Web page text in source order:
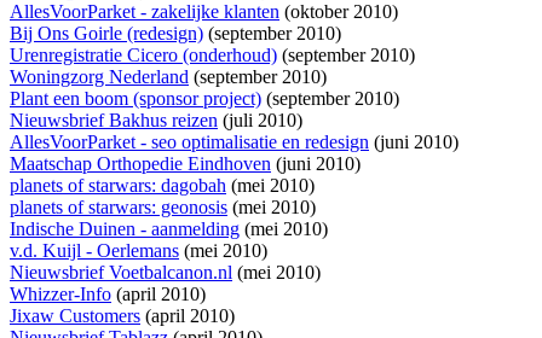
AllesVoorParket - zakelijke klanten (oktober 2010)
Bij Ons Goirle (redesign) (september 2010)
Urenregistratie Cicero (onderhoud) (september 2010)
Woningzorg Nederland (september 2010)
Plant een boom (sponsor project) (september 2010)
Nieuwsbrief Bakhus reizen (juli 2010)
AllesVoorParket - seo optimalisatie en redesign (juni 2010)
Maatschap Orthopedie Eindhoven (juni 2010)
planets of starwars: dagobah (mei 2010)
planets of starwars: geonosis (mei 2010)
Indische Duinen - aanmelding (mei 2010)
v.d. Kuijl - Oerlemans (mei 2010)
Nieuwsbrief Voetbalcanon.nl (mei 2010)
Whizzer-Info (april 2010)
Jixaw Customers (april 2010)